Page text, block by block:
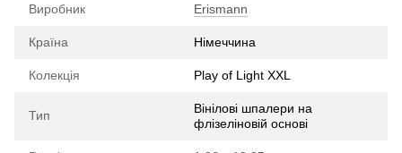
Виробник Erismann
Країна Німеччина
Колекція Play of Light XXL
Тип
Вінілові шпалери на
флізеліновій основі